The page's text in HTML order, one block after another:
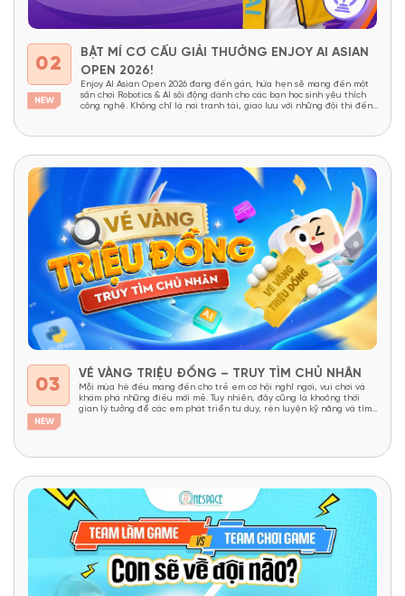
02
BẬT MÍ CƠ CẤU GIẢI THƯỞNG ENJOY AI ASIAN
OPEN 2026!
Enjoy AI Asian Open 2026 đang đến gần, hứa hẹn sẽ mang đến một
sân chơi Robotics & AI sôi động dành cho các bạn học sinh yêu thích
công nghệ. Không chỉ là nơi tranh tài, giao lưu với những đội thi đến
03
VÉ VÀNG TRIỆU ĐỒNG – TRUY TÌM CHỦ NHÂN
Mỗi mùa hè đều mang đến cho trẻ em cơ hội nghỉ ngơi, vui chơi và
khám phá những điều mới mẻ. Tuy nhiên, đây cũng là khoảng thời
gian lý tưởng để các em phát triển tư duy, rèn luyện kỹ năng và tìm